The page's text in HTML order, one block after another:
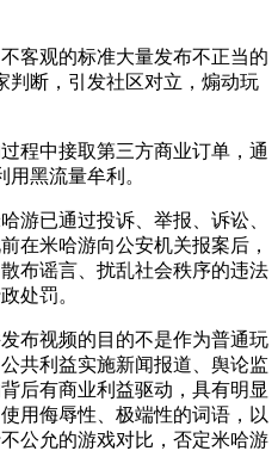
客观的标准大量发布不正当的
判断，引发社区对立，煽动玩
程中接取第三方商业订单，通
黑流量牟利。
游已通过投诉、举报、诉讼、
在米哈游向公安机关报案后，
布谣言、扰乱社会秩序的违法
处罚。
布视频的目的不是作为普通玩
共利益实施新闻报道、舆论监
后有商业利益驱动，具有明显
用侮辱性、极端性的词语，以
公允的游戏对比，否定米哈游